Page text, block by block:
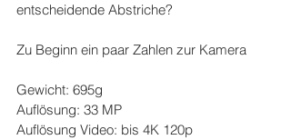
entscheidende Abstriche?
Zu Beginn ein paar Zahlen zur Kamera
Gewicht: 695g
Auflösung: 33 MP
Auflösung Video: bis 4K 120p